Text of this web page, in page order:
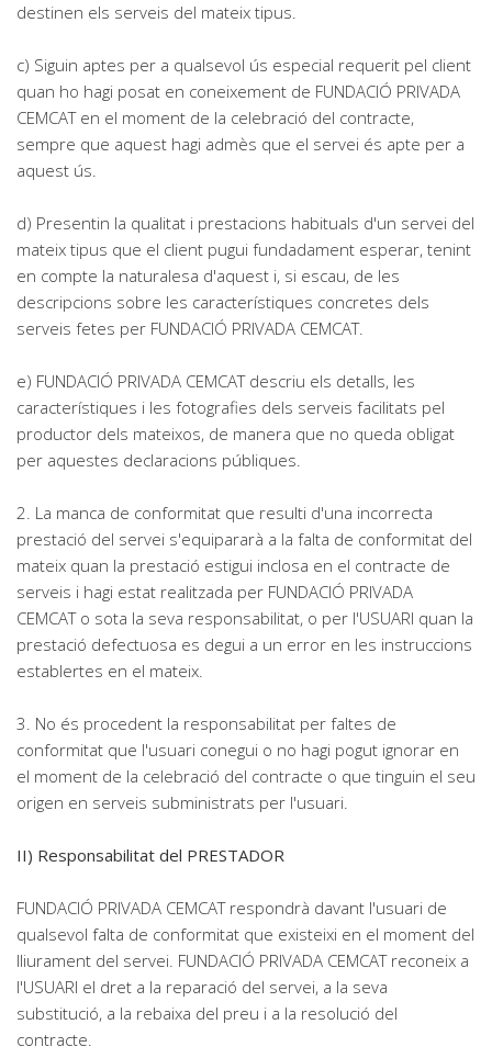
destinen els serveis del mateix tipus.
c) Siguin aptes per a qualsevol ús especial requerit pel client
quan ho hagi posat en coneixement de FUNDACIÓ PRIVADA
CEMCAT en el moment de la celebració del contracte,
sempre que aquest hagi admès que el servei és apte per a
aquest ús.
d) Presentin la qualitat i prestacions habituals d'un servei del
mateix tipus que el client pugui fundadament esperar, tenint
en compte la naturalesa d'aquest i, si escau, de les
descripcions sobre les característiques concretes dels
serveis fetes per FUNDACIÓ PRIVADA CEMCAT.
e) FUNDACIÓ PRIVADA CEMCAT descriu els detalls, les
característiques i les fotografies dels serveis facilitats pel
productor dels mateixos, de manera que no queda obligat
per aquestes declaracions públiques.
2. La manca de conformitat que resulti d'una incorrecta
prestació del servei s'equipararà a la falta de conformitat del
mateix quan la prestació estigui inclosa en el contracte de
serveis i hagi estat realitzada per FUNDACIÓ PRIVADA
CEMCAT o sota la seva responsabilitat, o per l'USUARI quan la
prestació defectuosa es degui a un error en les instruccions
establertes en el mateix.
3. No és procedent la responsabilitat per faltes de
conformitat que l'usuari conegui o no hagi pogut ignorar en
el moment de la celebració del contracte o que tinguin el seu
origen en serveis subministrats per l'usuari.
II) Responsabilitat del PRESTADOR
FUNDACIÓ PRIVADA CEMCAT respondrà davant l'usuari de
qualsevol falta de conformitat que existeixi en el moment del
lliurament del servei. FUNDACIÓ PRIVADA CEMCAT reconeix a
l'USUARI el dret a la reparació del servei, a la seva
substitució, a la rebaixa del preu i a la resolució del
contracte.